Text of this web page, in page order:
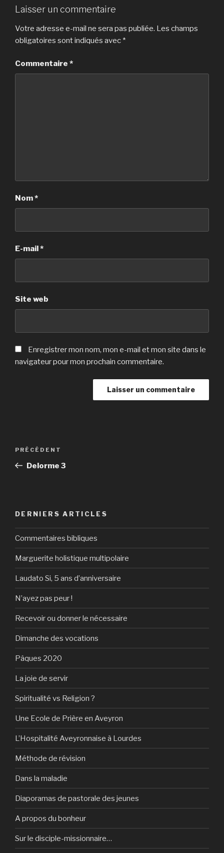
Laisser un commentaire
Votre adresse e-mail ne sera pas publiée. Les champs
obligatoires sont indiqués avec *
Commentaire *
Nom*
E-mail*
Site web
Enregistrer mon nom, mon e-mail et mon site dans le
navigateur pour mon prochain commentaire.
Navigation
l’article
Article
précédent
PRÉCÉDENT
Delorme 3
DERNIERS ARTICLES
Commentaires bibliques
Marguerite holistique multipolaire
Laudato Si, 5 ans d’anniversaire
N’ayez pas peur !
Recevoir ou donner le nécessaire
Dimanche des vocations
Pâques 2020
La joie de servir
Spiritualité vs Religion ?
Une Ecole de Prière en Aveyron
L’Hospitalité Aveyronnaise à Lourdes
Méthode de révision
Dans la maladie
Diaporamas de pastorale des jeunes
A propos du bonheur
Sur le disciple-missionnaire…